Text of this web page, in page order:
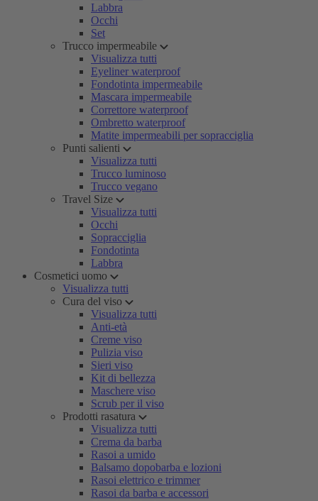
Labbra
Occhi
Set
Trucco impermeabile
Visualizza tutti
Eyeliner waterproof
Fondotinta impermeabile
Mascara impermeabile
Correttore waterproof
Ombretto waterproof
Matite impermeabili per sopracciglia
Punti salienti
Visualizza tutti
Trucco luminoso
Trucco vegano
Travel Size
Visualizza tutti
Occhi
Sopracciglia
Fondotinta
Labbra
Cosmetici uomo
Visualizza tutti
Cura del viso
Visualizza tutti
Anti-età
Creme viso
Pulizia viso
Sieri viso
Kit di bellezza
Maschere viso
Scrub per il viso
Prodotti rasatura
Visualizza tutti
Crema da barba
Rasoi a umido
Balsamo dopobarba e lozioni
Rasoi elettrico e trimmer
Rasoi da barba e accessori